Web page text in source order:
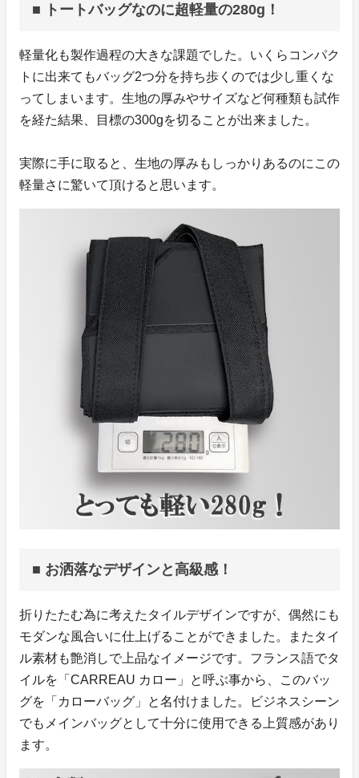
■ トートバッグなのに超軽量の280g！
軽量化も製作過程の大きな課題でした。いくらコンパク
トに出来てもバッグ2つ分を持ち歩くのでは少し重くな
ってしまいます。生地の厚みやサイズなど何種類も試作
を経た結果、目標の300gを切ることが出来ました。
実際に手に取ると、生地の厚みもしっかりあるのにこの
軽量さに驚いて頂けると思います。
■ お洒落なデザインと高級感！
折りたたむ為に考えたタイルデザインですが、偶然にも
モダンな風合いに仕上げることができました。またタイ
ル素材も艶消しで上品なイメージです。フランス語でタ
イルを「CARREAU カロー」と呼ぶ事から、このバッ
グを「カローバッグ」と名付けました。ビジネスシーン
でもメインバッグとして十分に使用できる上質感があり
ます。